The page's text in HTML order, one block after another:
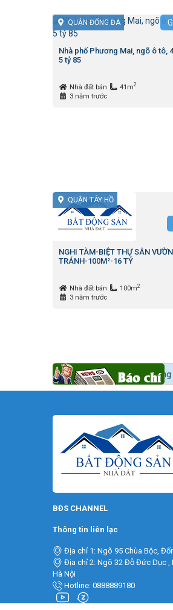
QUẬN ĐỐNG ĐA
Nhà phố Phương Mai, ngõ ô tô,
5 tỷ 85
Nhà đất bán 41m2
3 năm trước
QUẬN TÂY HỒ
NGHI TÀM-BIỆT THỰ SÂN
TRÁNH-100M²-16 TỶ
Nhà đất bán 100m2
3 năm trước
để mua bất động sản lời ngay lúc mua?
BĐS CHANNEL
Thông tin liên lạc
Địa chỉ 1: Ngõ 95 Chùa Bộc,
Địa chỉ 2: Ngõ 32 Đỗ Đức Dục ,
Hà Nội
Hotline: 0888889180